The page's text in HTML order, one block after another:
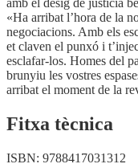
amb el desig de justícia
«Ha arribat l’hora de la
negociacions. Amb els
et claven el punxó i
esclafar-los. Homes del
brunyiu les vostres
arribat el moment de la
Fitxa tècnica
ISBN: 9788417031312